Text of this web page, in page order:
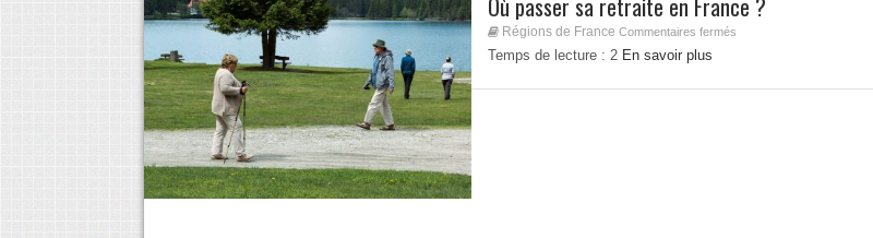
Régions de France Commentaires fermés
Temps de lecture : 2 En savoir plus